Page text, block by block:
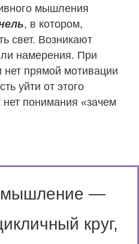
мышления
, в котором,
свет. Возникают
намерения. При
прямой мотивации
уйти от этого
нет понимания «зачем
мышление —
круг,